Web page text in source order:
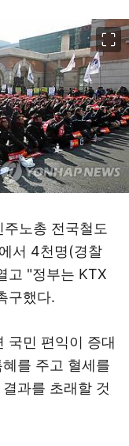
노총 전국철도
서 4천명(경찰
고 "정부는 KTX
구했다.
국민 편익이 증대
를 주고 혈세를
과를 초래할 것